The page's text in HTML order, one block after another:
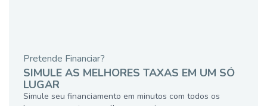
Pretende Financiar?
SIMULE AS MELHORES TAXAS EM UM SÓ
LUGAR
Simule seu financiamento em minutos com todos os